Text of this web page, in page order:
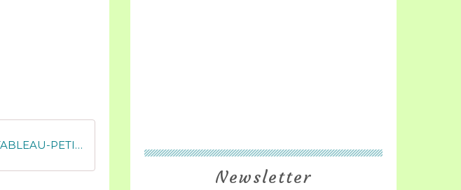
MDZ - Repérage sur quadrillage REPRODUCTION-TABLEAU-PETITES-BETES
Newsletter